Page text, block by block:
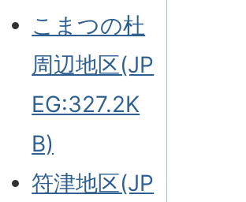
こまつの杜
周辺地区(JP
EG:327.2K
B)
符津地区(JP